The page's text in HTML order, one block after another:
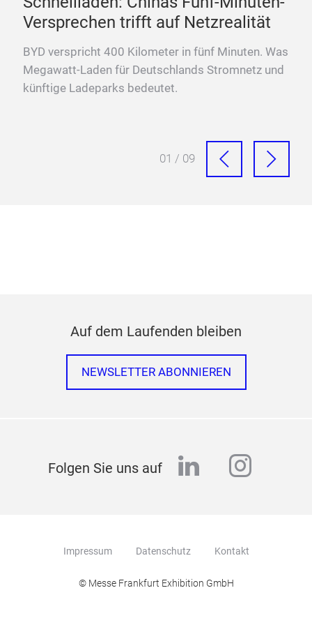
Versprechen trifft auf Netzrealität
BYD verspricht 400 Kilometer in fünf Minuten. Was
Megawatt-Laden für Deutschlands Stromnetz und
künftige Ladeparks bedeutet.
01 / 09
Auf dem Laufenden bleiben
NEWSLETTER ABONNIEREN
Folgen Sie uns auf linkedin
Impressum Datenschutz Kontakt
© Messe Frankfurt Exhibition GmbH